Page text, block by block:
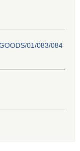
01/083/084